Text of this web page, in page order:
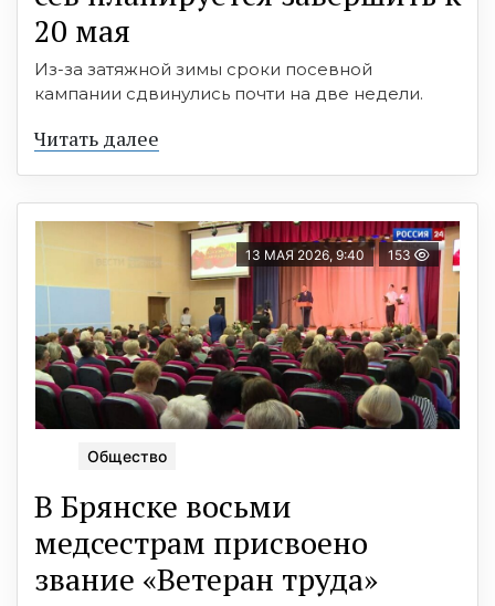
20 мая
Из-за затяжной зимы сроки посевной
кампании сдвинулись почти на две недели.
Читать далее
13 МАЯ 2026, 9:40 153
Общество
В Брянске восьми
медсестрам присвоено
звание «Ветеран труда»